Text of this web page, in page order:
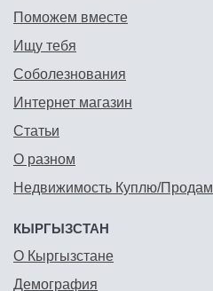
Поможем вместе
Ищу тебя
Соболезнования
Интернет магазин
Статьи
О разном
Недвижимость Куплю/Продам
КЫРГЫЗСТАН
О Кыргызстане
Демография